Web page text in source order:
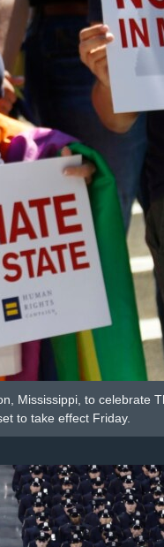
Mississippi, to celebrate
to take effect Friday.